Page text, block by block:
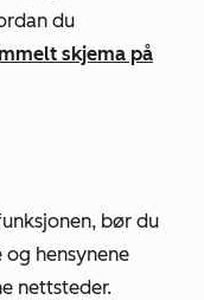
du
skjema på
bør du
hensynene
nettsteder.